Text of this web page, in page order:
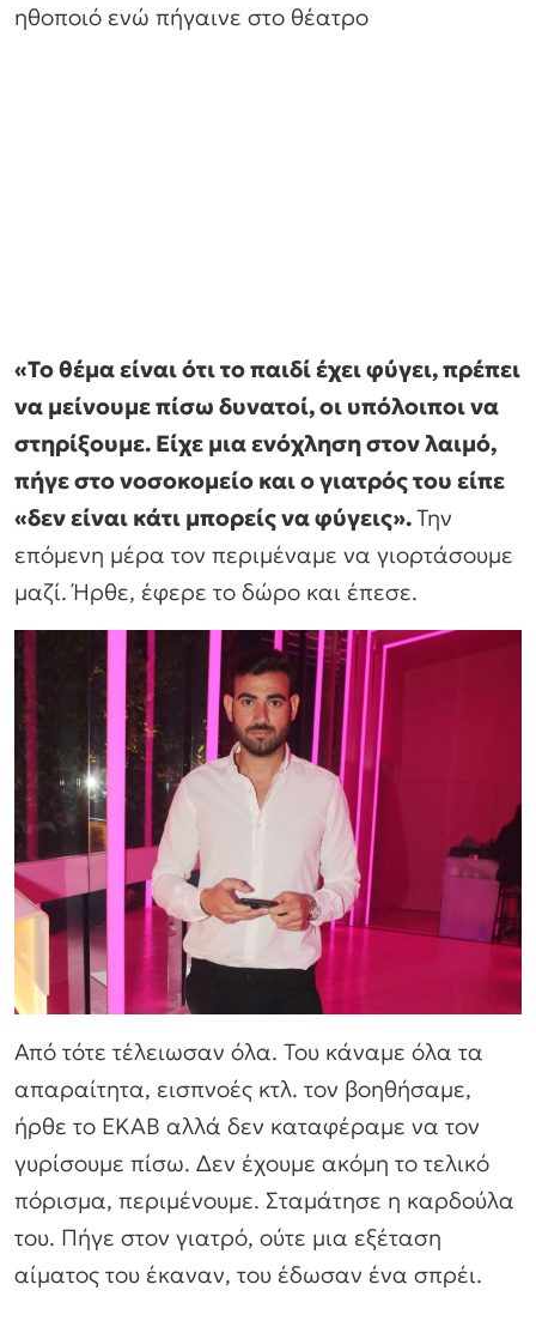
ηθοποιό ενώ πήγαινε στο θέατρο
«Το θέμα είναι ότι το παιδί έχει φύγει, πρέπει
να μείνουμε πίσω δυνατοί, οι υπόλοιποι να
στηρίξουμε. Είχε μια ενόχληση στον λαιμό,
πήγε στο νοσοκομείο και ο γιατρός του είπε
«δεν είναι κάτι μπορείς να φύγεις».Την
επόμενη μέρα τον περιμέναμε να γιορτάσουμε
μαζί. Ήρθε, έφερε το δώρο και έπεσε.
Από τότε τέλειωσαν όλα. Του κάναμε όλα τα
απαραίτητα, εισπνοές κτλ. τον βοηθήσαμε,
ήρθε το ΕΚΑΒ αλλά δεν καταφέραμε να τον
γυρίσουμε πίσω. Δεν έχουμε ακόμη το τελικό
πόρισμα, περιμένουμε. Σταμάτησε η καρδούλα
του. Πήγε στον γιατρό, ούτε μια εξέταση
αίματος του έκαναν, του έδωσαν ένα σπρέι.